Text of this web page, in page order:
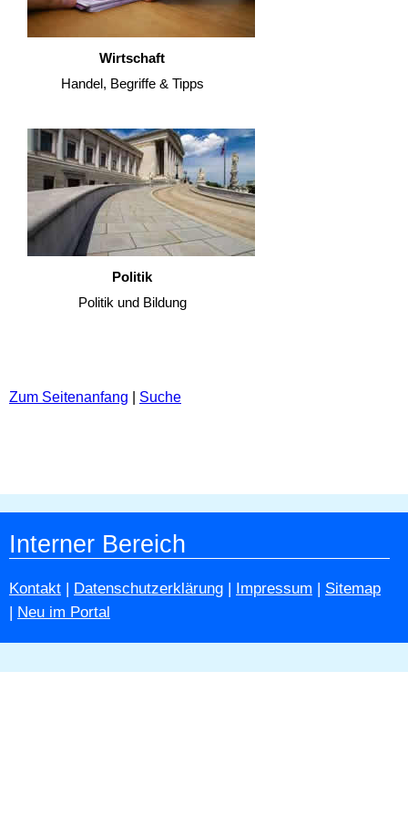
Wirtschaft
Handel, Begriffe & Tipps
Politik
Politik und Bildung
Zum Seitenanfang Suche
Interner Bereich
Kontakt Datenschutzerklärung Impressum
Sitemap
Neu im Portal